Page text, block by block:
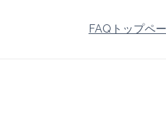
FAQトップペ